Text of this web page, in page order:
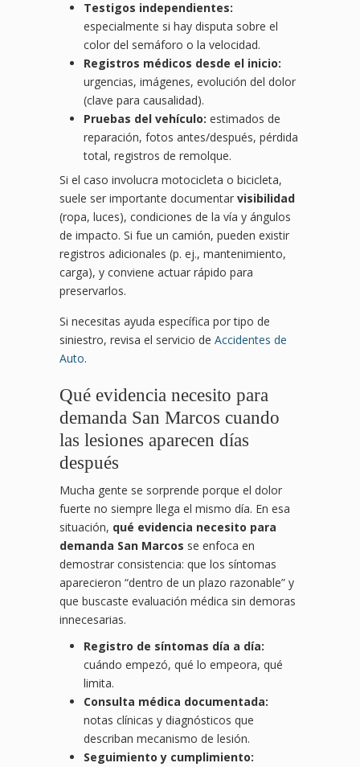
Testigos independientes:
especialmente si hay disputa sobre el
color del semáforo o la velocidad.
Registros médicos desde el inicio:
urgencias, imágenes, evolución del dolor
(clave para causalidad).
Pruebas del vehículo: estimados de
reparación, fotos antes/después, pérdida
total, registros de remolque.
Si el caso involucra motocicleta o bicicleta,
suele ser importante documentar visibilidad
(ropa, luces), condiciones de la vía y ángulos
de impacto. Si fue un camión, pueden existir
registros adicionales (p. ej., mantenimiento,
carga), y conviene actuar rápido para
preservarlos.
Si necesitas ayuda específica por tipo de
siniestro, revisa el servicio de Accidentes de
Auto.
Qué evidencia necesito para
demanda San Marcos cuando
las lesiones aparecen días
después
Mucha gente se sorprende porque el dolor
fuerte no siempre llega el mismo día. En esa
situación, qué evidencia necesito para
demanda San Marcos se enfoca en
demostrar consistencia: que los síntomas
aparecieron “dentro de un plazo razonable” y
que buscaste evaluación médica sin demoras
innecesarias.
Registro de síntomas día a día:
cuándo empezó, qué lo empeora, qué
limita.
Consulta médica documentada:
notas clínicas y diagnósticos que
describan mecanismo de lesión.
Seguimiento y cumplimiento: